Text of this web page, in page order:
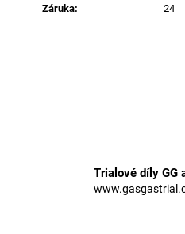
Záruka: 24
Trialové díly GG